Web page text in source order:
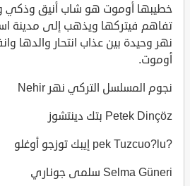
خطيبها أوموت هو شاب أنيق وذكي
تفاهم فيتركها ويذهب إلى مدينة
نهر وحيدة بين عذاب انتحار والدها
أوموت.
نجوم المسلسل التركي نهر Nehir
Petek Dinçöz بتك دينتشوز
?pek Tuzcuo?lu إيبك توزجو أوغلو
Selma Güneri سلمى جوناري